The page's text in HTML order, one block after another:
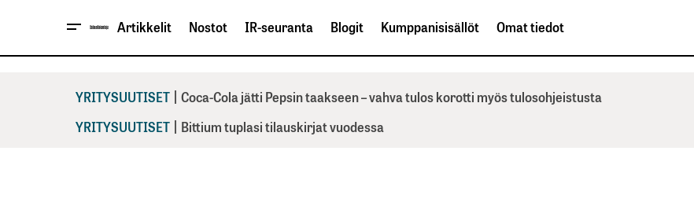
Artikkelit Nostot IR-seuranta Blogit Kumppanisisällöt Omat tiedot
YRITYSUUTISET | Coca-Cola jätti Pepsin taakseen – vahva tulos korotti myös tulosohjeistusta
YRITYSUUTISET | Bittium tuplasi tilauskirjat vuodessa